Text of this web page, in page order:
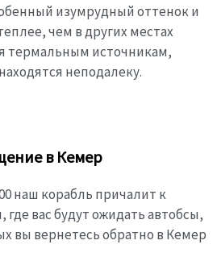
изумрудный оттенок и
чем в других местах
термальным источникам,
неподалеку.
в Кемер
наш корабль причалит к
где вас будут ожидать автобсы,
вы вернетесь обратно в Кемер